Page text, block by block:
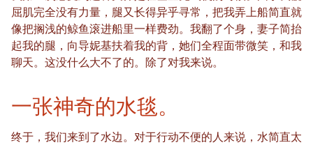
屈肌完全没有力量，腿又长得异乎寻常，把我弄上船简直就
像把搁浅的鲸鱼滚进船里一样费劲。我翻了个身，妻子简抬
起我的腿，向导妮基扶着我的背，她们全程面带微笑，和我
聊天。这没什么大不了的。除了对我来说。
一张神奇的水毯。
终于，我们来到了水边。对于行动不便的人来说，水简直太